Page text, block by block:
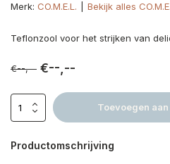
Merk: CO.M.E.L. Bekijk alles
Teflonzool voor het strijken van
€--,-- €--,--
Toevoegen
Productomschrijving